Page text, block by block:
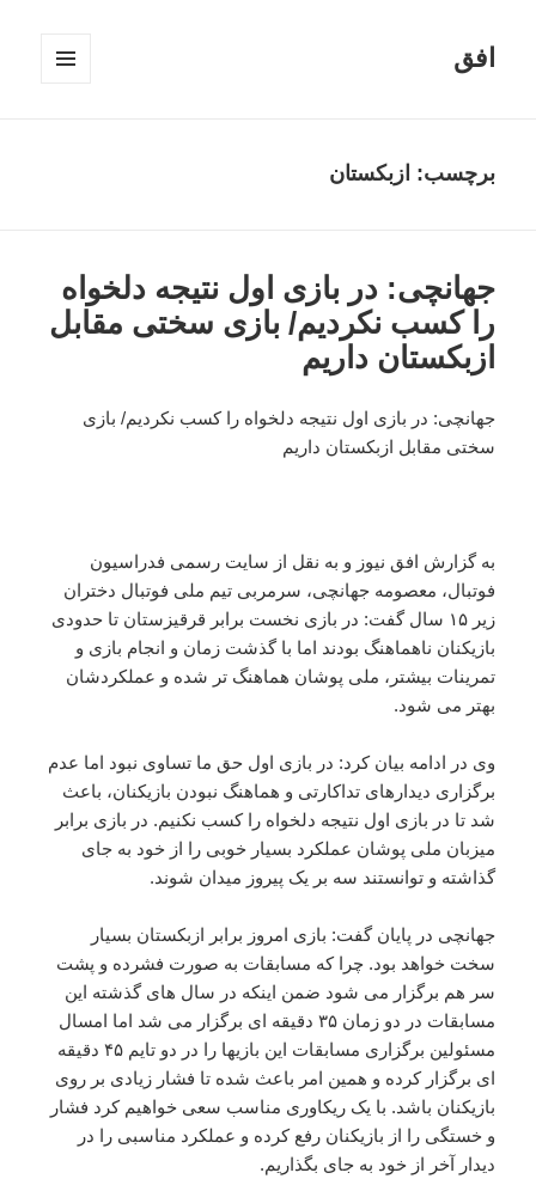
افق
برچسب: ازبکستان
جهانچی: در بازی اول نتیجه دلخواه
را کسب نکردیم/ بازی سختی مقابل
ازبکستان داریم
جهانچی: در بازی اول نتیجه دلخواه را کسب نکردیم/ بازی
سختی مقابل ازبکستان داریم
به گزارش افق نیوز و به نقل از سایت رسمی فدراسیون
فوتبال، معصومه جهانچی، سرمربی تیم ملی فوتبال دختران
زیر ۱۵ سال گفت: در بازی نخست برابر قرقیزستان تا حدودی
بازیکنان ناهماهنگ بودند اما با گذشت زمان و انجام بازی و
تمرینات بیشتر، ملی پوشان هماهنگ تر شده و عملکردشان
بهتر می شود.
وی در ادامه بیان کرد: در بازی اول حق ما تساوی نبود اما عدم
برگزاری دیدارهای تداکارتی و هماهنگ نبودن بازیکنان، باعث
شد تا در بازی اول نتیجه دلخواه را کسب نکنیم. در بازی برابر
میزبان ملی پوشان عملکرد بسیار خوبی را از خود به جای
گذاشته و توانستند سه بر یک پیروز میدان شوند.
جهانچی در پایان گفت: بازی امروز برابر ازبکستان بسیار
سخت خواهد بود. چرا که مسابقات به صورت فشرده و پشت
سر هم برگزار می شود ضمن اینکه در سال های گذشته این
مسابقات در دو زمان ۳۵ دقیقه ای برگزار می شد اما امسال
مسئولین برگزاری مسابقات این بازیها را در دو تایم ۴۵ دقیقه
ای برگزار کرده و همین امر باعث شده تا فشار زیادی بر روی
بازیکنان باشد. با یک ریکاوری مناسب سعی خواهیم کرد فشار
و خستگی را از بازیکنان رفع کرده و عملکرد مناسبی را در
دیدار آخر از خود به جای بگذاریم.